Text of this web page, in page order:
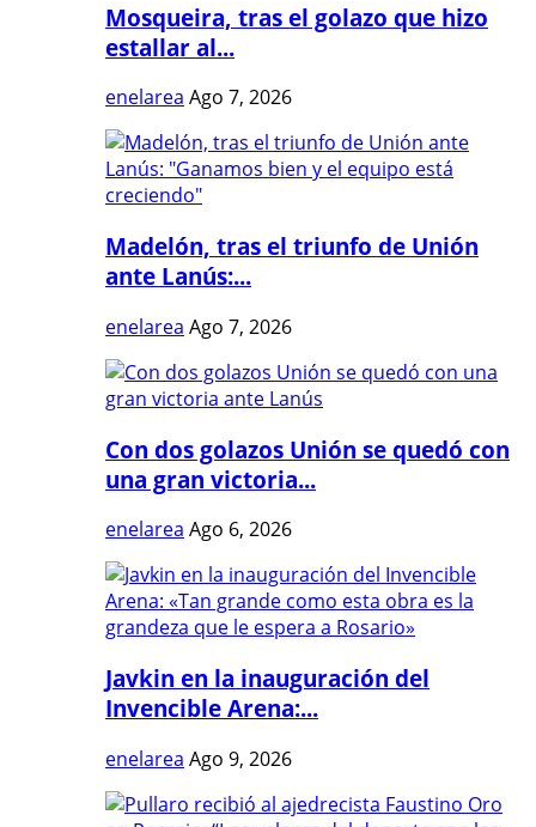
Mosqueira, tras el golazo que hizo
estallar al...
enelarea Ago 7, 2026
Madelón, tras el triunfo de Unión
ante Lanús:...
enelarea Ago 7, 2026
Con dos golazos Unión se quedó con
una gran victoria...
enelarea Ago 6, 2026
Javkin en la inauguración del
Invencible Arena:...
enelarea Ago 9, 2026